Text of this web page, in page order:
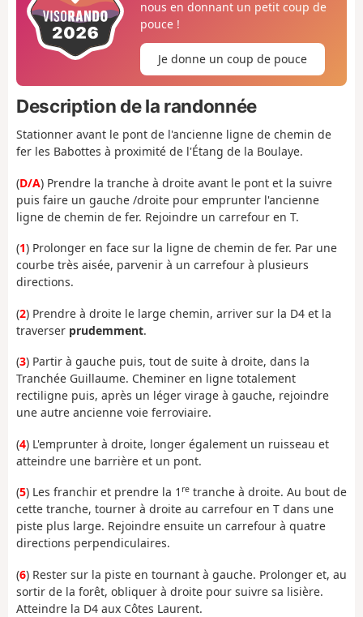
nous en donnant un petit coup de
pouce !
Je donne un coup de pouce
Description de la randonnée
Stationner avant le pont de l'ancienne ligne de chemin de
fer les Babottes à proximité de l'Étang de la Boulaye.
(D/A) Prendre la tranche à droite avant le pont et la suivre
puis faire un gauche /droite pour emprunter l'ancienne
ligne de chemin de fer. Rejoindre un carrefour en T.
(1) Prolonger en face sur la ligne de chemin de fer. Par une
courbe très aisée, parvenir à un carrefour à plusieurs
directions.
(2) Prendre à droite le large chemin, arriver sur la D4 et la
traverser prudemment.
(3) Partir à gauche puis, tout de suite à droite, dans la
Tranchée Guillaume. Cheminer en ligne totalement
rectiligne puis, après un léger virage à gauche, rejoindre
une autre ancienne voie ferroviaire.
(4) L'emprunter à droite, longer également un ruisseau et
atteindre une barrière et un pont.
(5) Les franchir et prendre la 1 re tranche à droite. Au bout de
cette tranche, tourner à droite au carrefour en T dans une
piste plus large. Rejoindre ensuite un carrefour à quatre
directions perpendiculaires.
(6) Rester sur la piste en tournant à gauche. Prolonger et, au
sortir de la forêt, obliquer à droite pour suivre sa lisière.
Atteindre la D4 aux Côtes Laurent.